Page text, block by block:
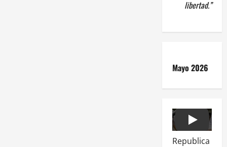
libertad.”
Mayo 2026
Play
Republica